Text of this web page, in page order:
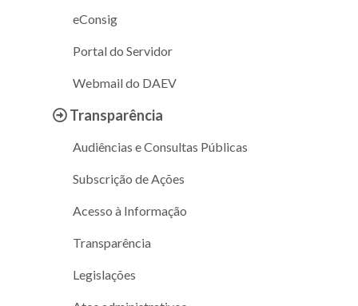
eConsig
Portal do Servidor
Webmail do DAEV
Transparência
Audiências e Consultas Públicas
Subscrição de Ações
Acesso à Informação
Transparência
Legislações